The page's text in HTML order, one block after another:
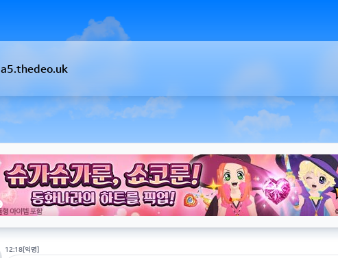
a5.thedeo.uk
12:18[익명]